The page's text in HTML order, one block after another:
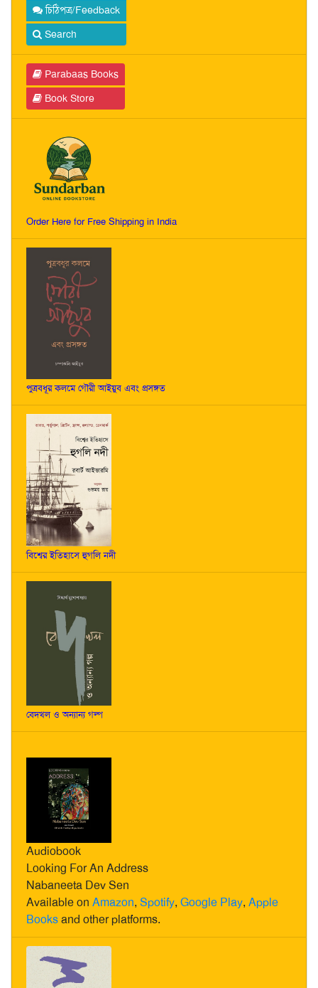
চিঠিপত্র/Feedback
Search
Parabaas Books
Book Store
Order Here for Free Shipping in India
পুত্রবধূর কলমে গৌরী আইয়ুব এবং প্রসঙ্গত
বিশ্বের ইতিহাসে হুগলি নদী
বেদখল ও অন্যান্য গল্প
Audiobook
Looking For An Address
Nabaneeta Dev Sen
Available on Amazon, Spotify, Google Play, Apple
Booksand other platforms.